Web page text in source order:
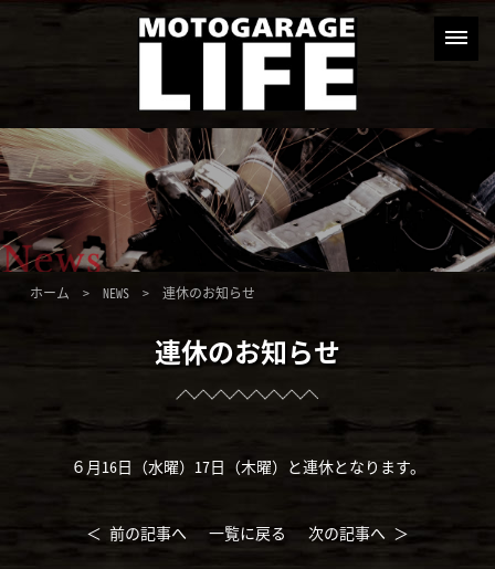
ホーム > NEWS> 連休のお知らせ
連休のお知らせ
６月16日（水曜）17日（木曜）と連休となります。
＜ 前の記事へ 一覧に戻る 次の記事へ ＞